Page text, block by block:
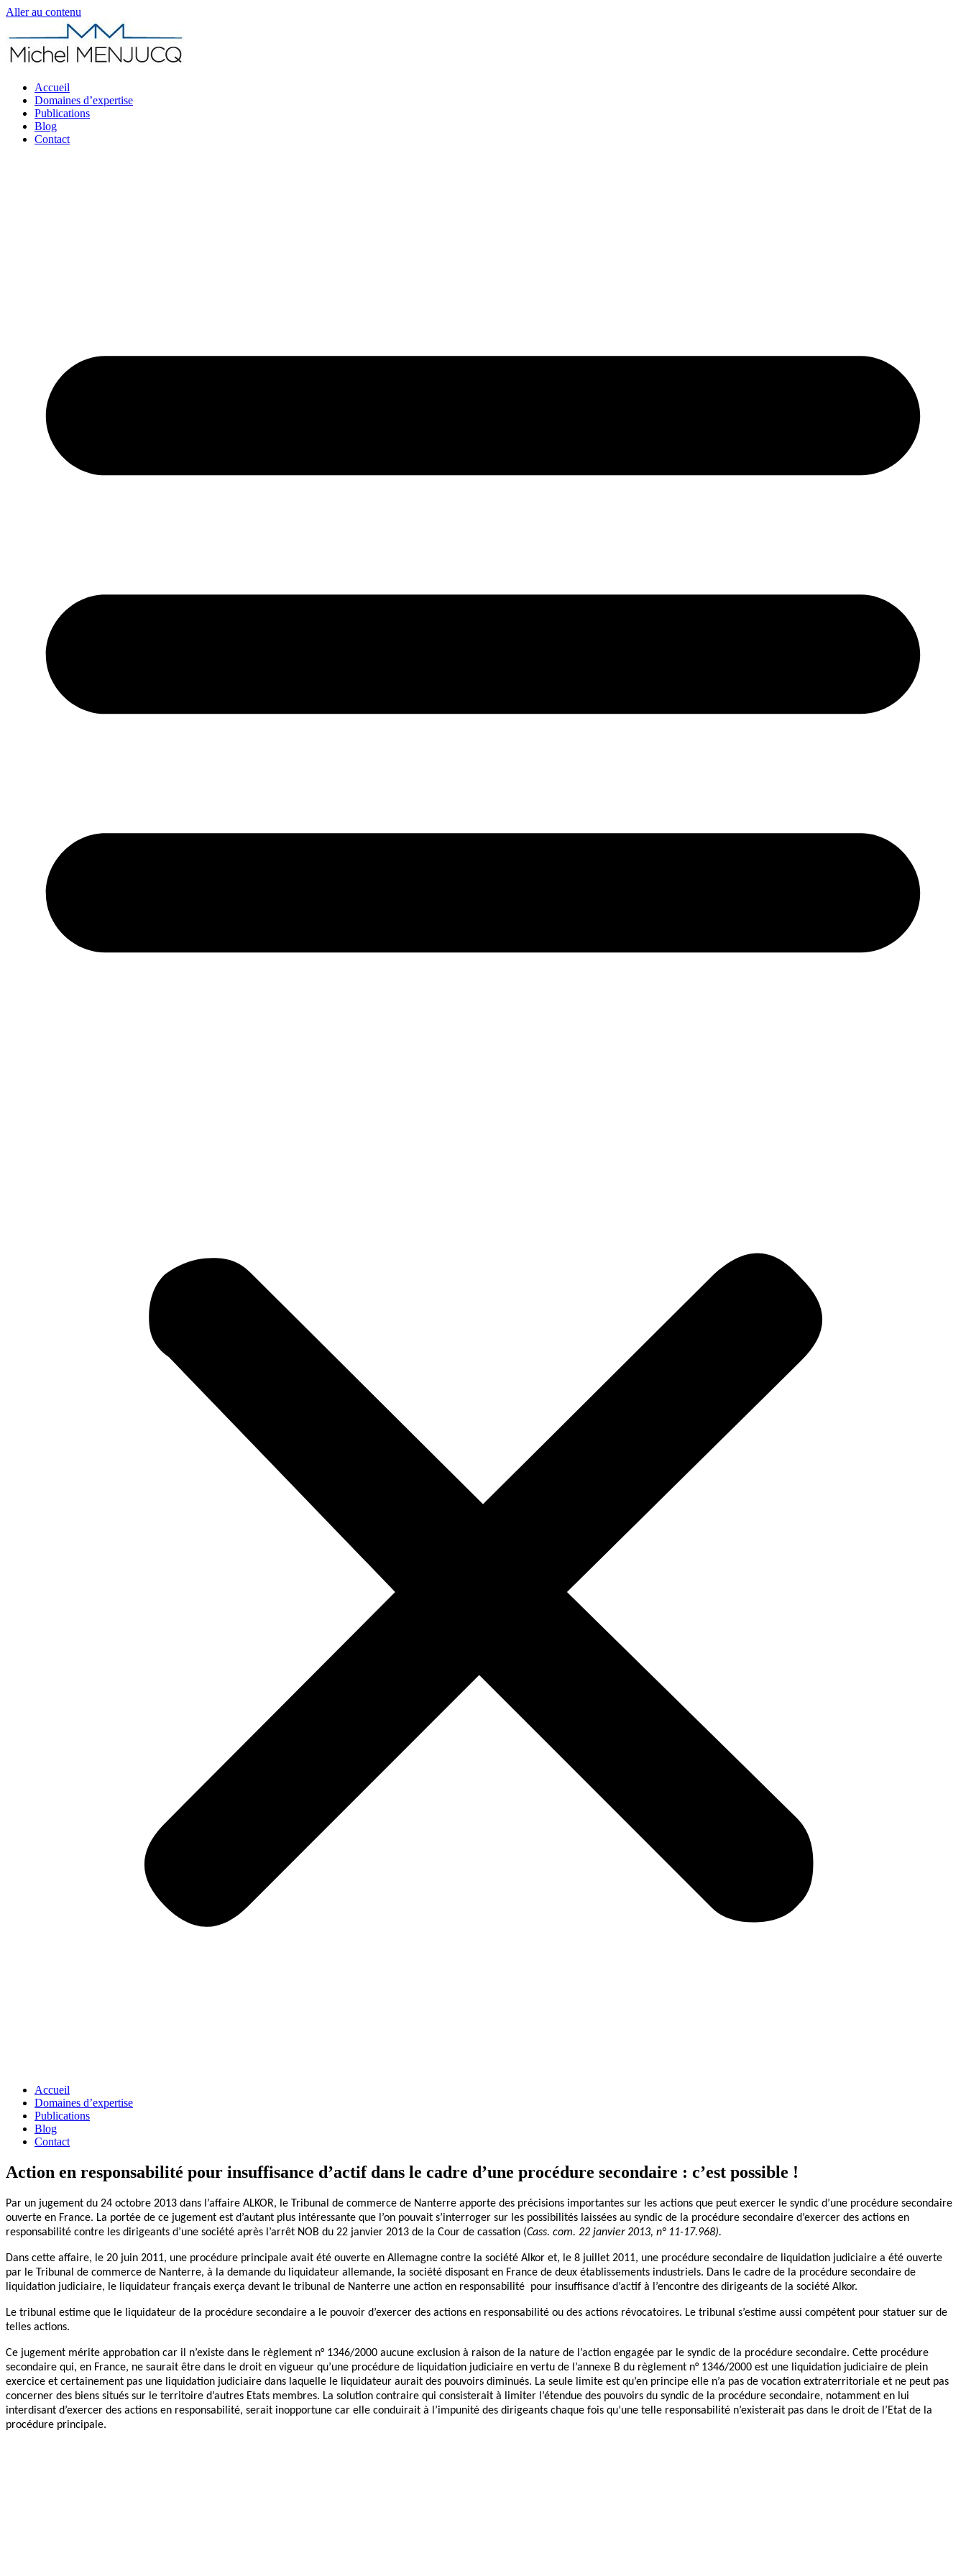
Aller au contenu
Accueil
Domaines d’expertise
Publications
Blog
Contact
Accueil
Domaines d’expertise
Publications
Blog
Contact
Action en responsabilité pour insuffisance d’actif dans le cadre d’une procédure secondaire : c’est possible !
Par un jugement du 24 octobre 2013 dans l’affaire ALKOR, le Tribunal de commerce de Nanterre apporte des précisions importantes sur les actions que peut exercer le syndic d’une procédure secondaire
ouverte en France. La portée de ce jugement est d’autant plus intéressante que l’on pouvait s’interroger sur les possibilités laissées au syndic de la procédure secondaire d’exercer des actions en
responsabilité contre les dirigeants d’une société après l’arrêt NOB du 22 janvier 2013 de la Cour de cassation (Cass. com. 22 janvier 2013, n°11-17.968).
Dans cette affaire, le 20 juin 2011, une procédure principale avait été ouverte en Allemagne contre la société Alkor et, le 8 juillet 2011, une procédure secondaire de liquidation judiciaire a été ouverte
par le Tribunal de commerce de Nanterre, à la demande du liquidateur allemande, la société disposant en France de deux établissements industriels. Dans le cadre de la procédure secondaire de
liquidation judiciaire, le liquidateur français exerça devant le tribunal de Nanterre une action en responsabilité pour insuffisance d’actif à l’encontre des dirigeants de la société Alkor.
Le tribunal estime que le liquidateur de la procédure secondaire a le pouvoir d’exercer des actions en responsabilité ou des actions révocatoires. Le tribunal s’estime aussi compétent pour statuer sur de
telles actions.
Ce jugement mérite approbation car il n’existe dans le règlement n° 1346/2000 aucune exclusion à raison de la nature de l’action engagée par le syndic de la procédure secondaire. Cette procédure
secondaire qui, en France, ne saurait être dans le droit en vigueur qu’une procédure de liquidation judiciaire en vertu de l’annexe B du règlement n° 1346/2000 est une liquidation judiciaire de plein
exercice et certainement pas une liquidation judiciaire dans laquelle le liquidateur aurait des pouvoirs diminués. La seule limite est qu’en principe elle n’a pas de vocation extraterritoriale et ne peut pas
concerner des biens situés sur le territoire d’autres Etats membres. La solution contraire qui consisterait à limiter l’étendue des pouvoirs du syndic de la procédure secondaire, notamment en lui
interdisant d’exercer des actions en responsabilité, serait inopportune car elle conduirait à l’impunité des dirigeants chaque fois qu’une telle responsabilité n’existerait pas dans le droit de l’Etat de la
procédure principale.